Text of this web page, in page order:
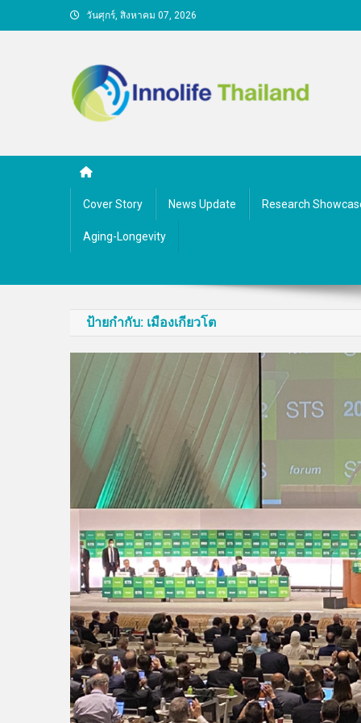
to
วันศุกร์, สิงหาคม 07, 2026
Cover Story News Update Research
Aging-Longevity
ป้ายกำกับ: เมืองเกียวโต